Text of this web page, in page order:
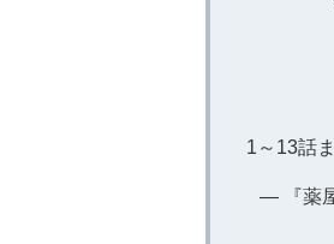
1～13話
— 『薬